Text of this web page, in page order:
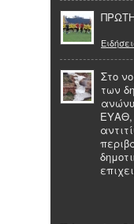
Στο
των
ΕΥΑΘ,